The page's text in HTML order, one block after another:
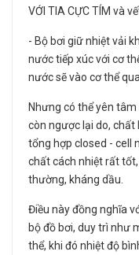
VỚI TIA CỰC TÍM và
- Bộ bơi giữ nhiệt vải
nước tiếp xúc với cơ
nước sẽ vào cơ thể
Nhưng có thể yên
còn ngược lại do,
tổng hợp closed - cell
chất cách nhiệt rất
thường, kháng dầu.
Điều này đồng nghĩa
bộ đồ bơi, duy trì như
thể, khi đó nhiệt độ